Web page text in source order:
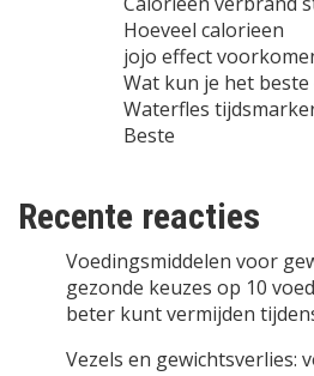
Hoeveel calorieen
jojo effect
Wat kun je het
Waterfles
Beste
Recente reacties
Voedingsmiddelen voor
gezonde keuzes op 10
beter kunt vermijden
Vezels en gewichtsverlies: